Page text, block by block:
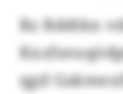
Rz Bddtkn
qgd